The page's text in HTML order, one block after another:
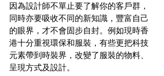
因為設計師不單止要了解你的客戶群，
同時亦要吸收不同的新知識，豐富自己
的眼界，才不會固步自封。例如現時香
港十分重視環保和服裝，有些更把科技
元素帶到時裝界，改變了服裝的物料、
呈現方式及設計。